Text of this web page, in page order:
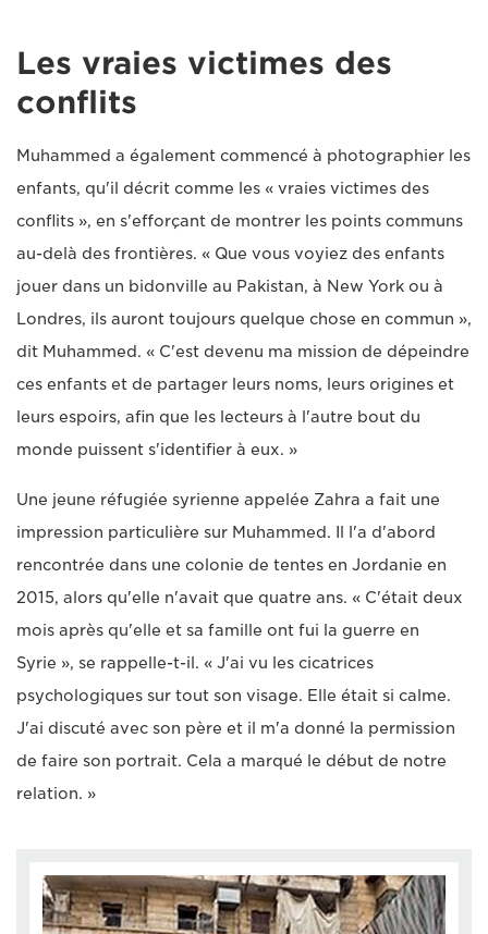
Les vraies victimes des
conflits
Muhammed a également commencé à photographier les
enfants, qu'il décrit comme les « vraies victimes des
conflits », en s'efforçant de montrer les points communs
au-delà des frontières. « Que vous voyiez des enfants
jouer dans un bidonville au Pakistan, à New York ou à
Londres, ils auront toujours quelque chose en commun »,
dit Muhammed. « C'est devenu ma mission de dépeindre
ces enfants et de partager leurs noms, leurs origines et
leurs espoirs, afin que les lecteurs à l'autre bout du
monde puissent s'identifier à eux. »
Une jeune réfugiée syrienne appelée Zahra a fait une
impression particulière sur Muhammed. Il l'a d'abord
rencontrée dans une colonie de tentes en Jordanie en
2015, alors qu'elle n'avait que quatre ans. « C'était deux
mois après qu'elle et sa famille ont fui la guerre en
Syrie », se rappelle-t-il. « J'ai vu les cicatrices
psychologiques sur tout son visage. Elle était si calme.
J'ai discuté avec son père et il m'a donné la permission
de faire son portrait. Cela a marqué le début de notre
relation. »